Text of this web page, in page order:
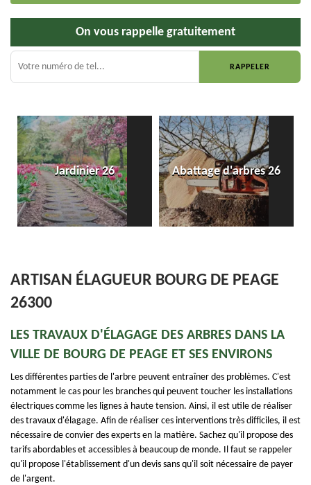
On vous rappelle gratuitement
Jardinier 26 Abattage d'arbres 26
ARTISAN ÉLAGUEUR BOURG DE PEAGE
26300
LES TRAVAUX D'ÉLAGAGE DES ARBRES DANS LA
VILLE DE BOURG DE PEAGE ET SES ENVIRONS
Les différentes parties de l'arbre peuvent entraîner des problèmes. C'est
notamment le cas pour les branches qui peuvent toucher les installations
électriques comme les lignes à haute tension. Ainsi, il est utile de réaliser
des travaux d'élagage. Afin de réaliser ces interventions très difficiles, il est
nécessaire de convier des experts en la matière. Sachez qu'il propose des
tarifs abordables et accessibles à beaucoup de monde. Il faut se rappeler
qu'il propose l'établissement d'un devis sans qu'il soit nécessaire de payer
de l'argent.